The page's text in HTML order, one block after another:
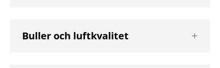
Buller och luftkvalitet
nästa